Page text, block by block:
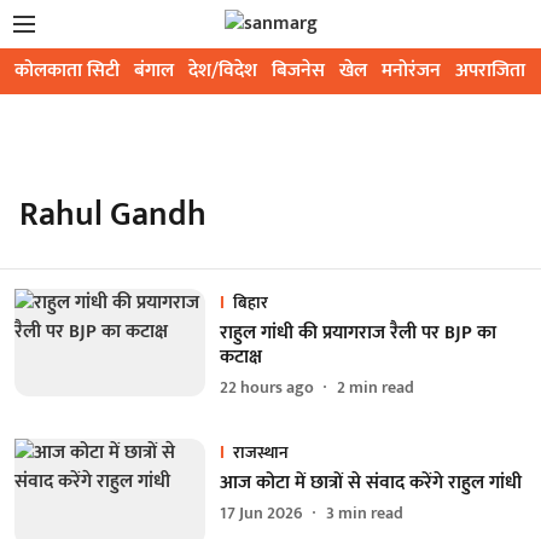
कोलकाता सिटी बंगाल देश/विदेश बिजनेस खेल मनोरंजन अपराजिता
Rahul Gandh
बिहार
राहुल गांधी की प्रयागराज रैली पर BJP का
कटाक्ष
22 hours ago 2min read
राजस्थान
आज कोटा में छात्रों से संवाद करेंगे राहुल गांधी
17 Jun 2026 3 min read